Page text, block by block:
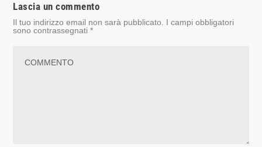
Lascia un commento
Il tuo indirizzo email non sarà pubblicato.
I campi obbligatori
sono contrassegnati*